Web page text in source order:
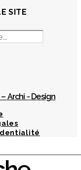
SITE
Archi - Design